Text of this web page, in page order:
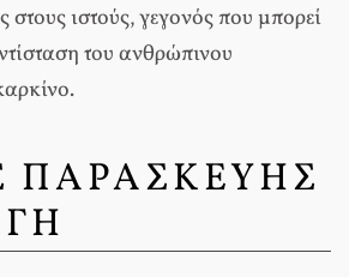
στους ιστούς, γεγονός που μπορεί
του ανθρώπινου
ΠΑΡΑΣΚΕΥΗΣ